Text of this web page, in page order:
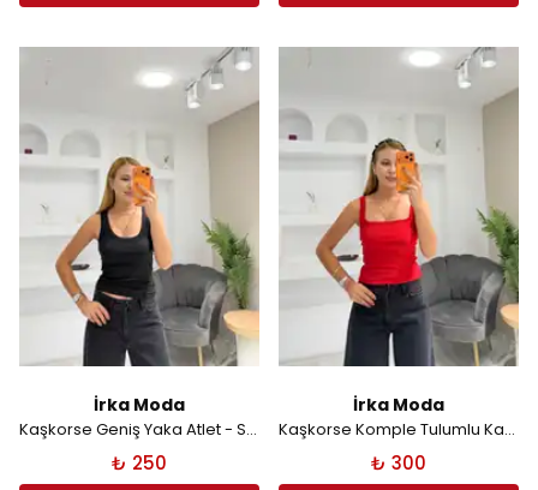
İrka Moda
Kaşkorse Geniş Yaka Atlet - Siyah
₺ 250
İrka Moda
Kaşkorse Komple Tulumlu Kare Yaka Atlet - Kırmızı
₺ 300